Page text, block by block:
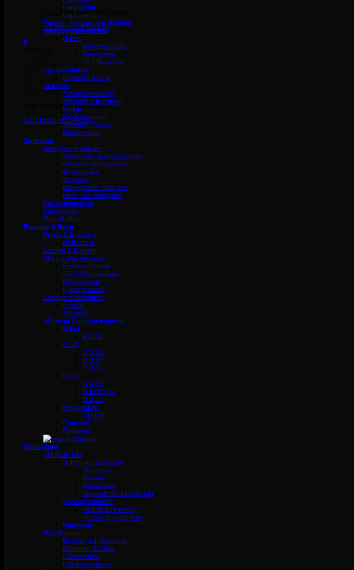
Inga produkter i varukorgen.
Gå tillbaka till butiken
0
Inga produkter i varukorgen.
Gå tillbaka till butiken
Läppglans
Läpp pennor
Penslar, borstar och tillbehör
Makeup dekorationer
Glitter
Reflekterande
Neonglitter
Ztirl Bioglitter
Specialeffekter
GRIMAS smink
Airbrush
Airbrushmakeup
Airbrush Utrustning
Mallar
Kompressorer
Airbrush Pennor
Reservdelar
Spraytan
Spraytan produkter
Vätska för spraytan/airtan
Spraytan kompressor
Airtan paket
Jantana
BGorgeous Spraytan
Mine Tan Spraytan
För hemmabruk
Paketpriser
Tan tillbehör
Fransar & Bryn
Frans & Brynfärg
Reflectocil
Lashlift & Browlift
Alla Lösögonfransar
Enklare fransar
3D / Volymfransar
Blingfransar
Fjäderfransar
Lösögonfranspaket
5-pack
10-pack
Allt inom Fransförlängning
B-böj
B 0.05
C-böj
C 0,05
C 0,07
C 0,15
D-böj
D 0,05
D-böj 0,07
D 0,15
Megavolym
DD-böj
Franslim
Pincetter
Hårstyling
Allt inom hår
Schampo & Balsam
Schampo
Balsam
Hårmasker
Speciellt för blonda hår
Stylingprodukter
Grund & Primers
Finishing produkter
Hårbotten
Hårtillbehör
Borstar och Kammar
Klämmor & Clips
Hårsnoddar
Hårdekorationer